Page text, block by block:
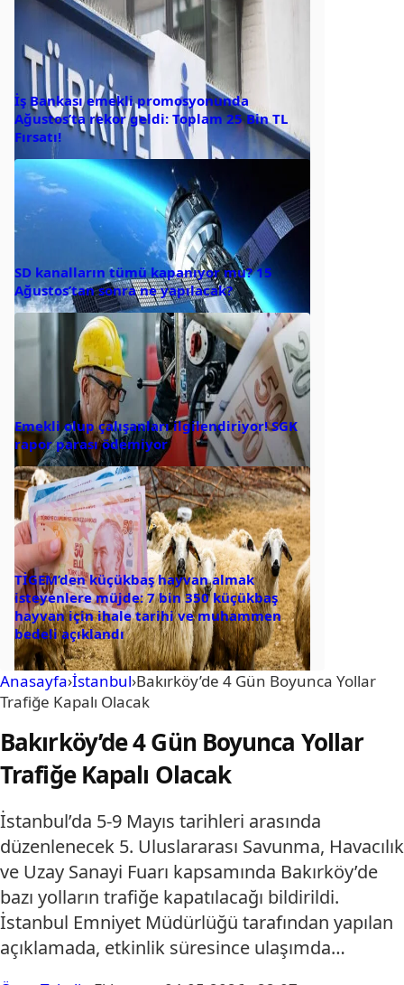
İş Bankası emekli promosyonunda
Ağustos’ta rekor geldi: Toplam 25 Bin TL
Fırsatı!
SD kanalların tümü kapanıyor mu? 15
Ağustos’tan sonra ne yapılacak?
Emekli olup çalışanları ilgilendiriyor! SGK
rapor parası ödemiyor
TİGEM’den küçükbaş hayvan almak
isteyenlere müjde: 7 bin 350 küçükbaş
hayvan için ihale tarihi ve muhammen
bedeli açıklandı
Anasayfa›İstanbul›Bakırköy’de 4 Gün Boyunca Yollar
Trafiğe Kapalı Olacak
Bakırköy’de 4 Gün Boyunca Yollar
Trafiğe Kapalı Olacak
İstanbul’da 5-9 Mayıs tarihleri arasında
düzenlenecek 5. Uluslararası Savunma, Havacılık
ve Uzay Sanayi Fuarı kapsamında Bakırköy’de
bazı yolların trafiğe kapatılacağı bildirildi.
İstanbul Emniyet Müdürlüğü tarafından yapılan
açıklamada, etkinlik süresince ulaşımda…